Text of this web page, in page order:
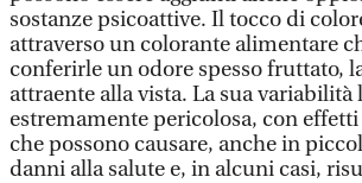
sostanze psicoattive. Il tocco di
attraverso un colorante alimentare
conferirle un odore spesso fruttato,
attraente alla vista. La sua variabilità
estremamente pericolosa, con
che possono causare, anche in
danni alla salute e, in alcuni casi,